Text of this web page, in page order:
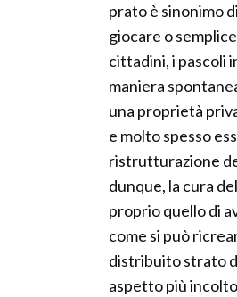
prato è sinonimo
giocare o
cittadini, i pascoli
maniera
una proprietà
e molto spesso
ristrutturazione
dunque, la cura
proprio quello di
come si può
distribuito strato
aspetto più